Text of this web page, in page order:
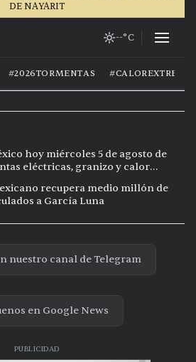
hoy miércoles 5 de agosto de
eléctricas, granizo y calor
recupera medio millón de
a García Luna
nuestro canal de Telegram
en Google News
PUBLICIDAD